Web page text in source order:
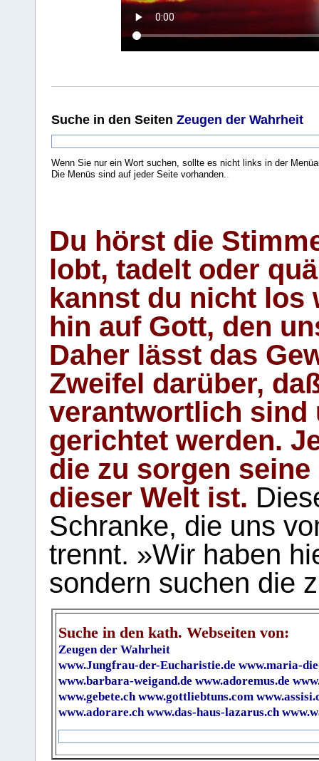
Suche in den Seiten Zeugen der Wahrheit
Wenn Sie nur ein Wort suchen, sollte es nicht links in der
Die Menüs sind auf jeder Seite vorhanden.
Du hörst die
lobt, tadelt oder
kannst du nicht los
hin auf Gott, den
Daher lässt das
Zweifel darüber,
verantwortlich sind
gerichtet werden.
die zu sorgen
dieser Welt ist.
Schranke, die uns
trennt. »Wir haben
sondern suchen die
Suche in den kath. Webseiten von:
Zeugen der Wahrheit
www.Jungfrau-der-Eucharistie.de www.maria-
www.barbara-weigand.de www.adoremus.de
www.gebete.ch www.gottliebtuns.com
www.adorare.ch www.das-haus-lazarus.ch